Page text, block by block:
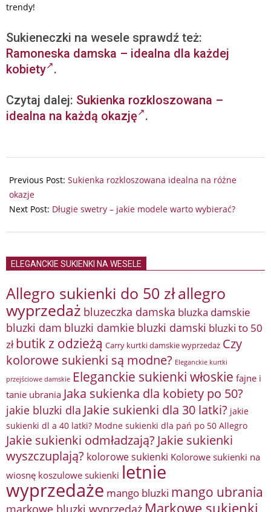
trendy!
Sukieneczki na wesele sprawdź też:
Ramoneska damska – idealna dla każdej
kobiety .
Czytaj dalej: Sukienka rozkloszowana –
idealna na każdą okazję
.
06-
13
Previous Post: Sukienka rozkloszowana idealna na różne
okazje
Next Post: Długie swetry – jakie modele warto wybierać?
ELEGANCKIE SUKIENKI NA WESELE
Allegro sukienki do 50 złallegro
wyprzedaż bluzeczka damska bluzka damskie
bluzki dam bluzki damkie bluzki damski bluzki to 50
zł butik z odzieżą Carry kurtki damskie wyprzedaż Czy
kolorowe sukienki są modne? Eleganckie kurtki
przejściowe damskie Eleganckie sukienki włoskie fajne i
tanie ubrania Jaka sukienka dla kobiety po 50?
jakie bluzki dla Jakie sukienki dla 30 latki? jakie
sukienki dl a 40 latki? Modne sukienki dla pań po 50 Allegro
Jakie sukienki odmładzają? Jakie sukienki
wyszczuplają? kolorowe sukienki Kolorowe sukienki na
wiosnę koszulowe sukienki letnie
wyprzedaże mango bluzki mango ubrania
markowe bluzki wyprzedaż Markowe sukienki